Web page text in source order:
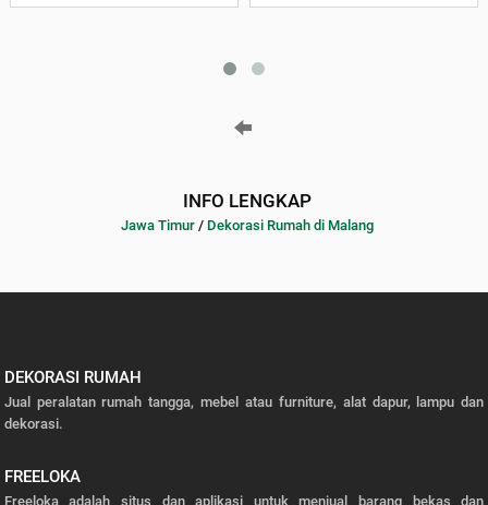
INFO LENGKAP
Jawa Timur / Dekorasi Rumah di Malang
DEKORASI RUMAH
Jual peralatan rumah tangga, mebel atau furniture, alat dapur, lampu dan
dekorasi.
FREELOKA
Freeloka adalah situs dan aplikasi untuk menjual barang bekas dan